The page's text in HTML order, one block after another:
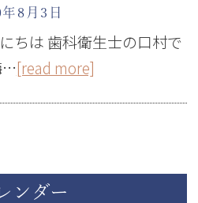
8月3日
ちは 歯科衛生士の口村で
…[read more]
ンダー